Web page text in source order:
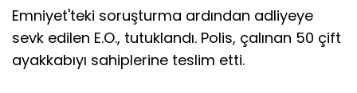
Emniyet'teki soruşturma ardından adliyeye
sevk edilen E.O., tutuklandı. Polis, çalınan 50 çift
ayakkabıyı sahiplerine teslim etti.